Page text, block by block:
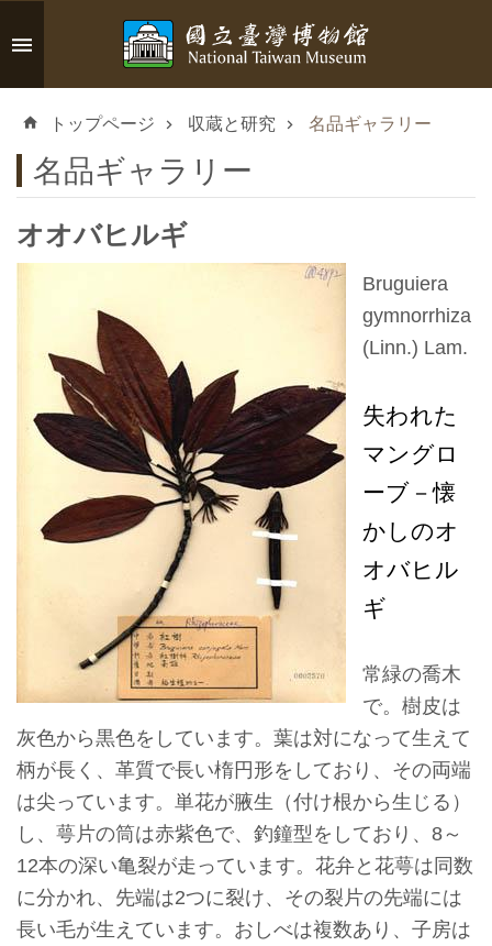
メインのコンテンツブロックにジャンプします
な
索
メ
報
学
習
リ
ソ
ー
ス
トップページ 収蔵と研究 名品ギャラリー
名品ギャラリー
オオバヒルギ
Bruguiera
gymnorrhiza
(Linn.) Lam.
失われた
マングロ
ーブ－懐
かしのオ
オバヒル
ギ
常緑の喬木
で。樹皮は
灰色から黒色をしています。葉は対になって生えて
柄が長く、革質で長い楕円形をしており、その両端
は尖っています。単花が腋生（付け根から生じる）
し、萼片の筒は赤紫色で、釣鐘型をしており、8～
12本の深い亀裂が走っています。花弁と花萼は同数
に分かれ、先端は2つに裂け、その裂片の先端には
長い毛が生えています。おしべは複数あり、子房は